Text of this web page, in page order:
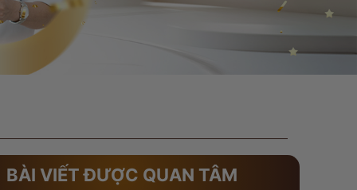
BÀI VIẾT ĐƯỢC QUAN TÂM